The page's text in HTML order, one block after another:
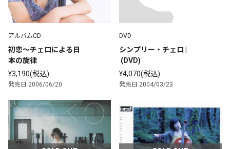
アルバムCD
初恋～チェロによる日
本の旋律
¥3,190(税込)
発売日 2006/06/20
DVD
シンプリー・チェロ |
¥4,070(税込)
発売日 2004/03/23